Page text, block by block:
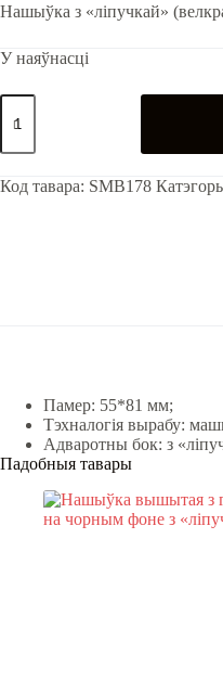
Нашыўка з «ліпучкай»
У наяўнасці
Нашыўка
вышытая
выглядзе
зКод тавара: SMB178
Памер: 55*81 мм;
Тэхналогія вырабу:
Адваротны бок: з
Падобныя тавары